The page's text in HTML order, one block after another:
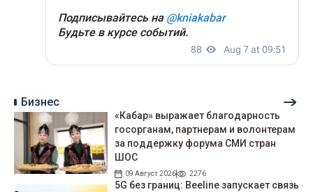
Бизнес
«Кабар» выражает благодарность
госорганам, партнерам и волонтерам
за поддержку форума СМИ стран
ШОС
09 Август 2026 2276
5G без границ: Beeline запускает связь